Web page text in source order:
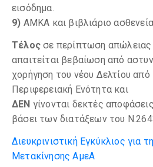
εισόδημα.
9) ΑΜΚΑ και βιβλιάριο
Τέλοςσε περίπτωση απώλειας
απαιτείται βεβαίωση από
χορήγηση του νέου Δελτίου από
Περιφερειακή Ενότητα και
ΔΕΝ γίνονται δεκτές
βάσει των διατάξεων του
Διευκρινιστική Εγκύκλιος για
Μετακίνησης ΑμεΑ